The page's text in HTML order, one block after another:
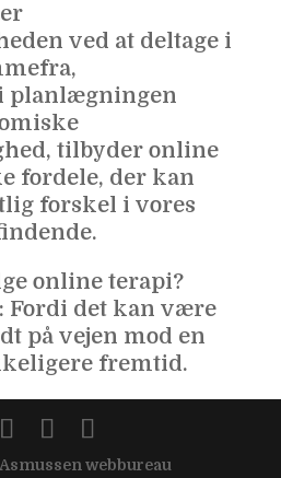
ved at deltage i
planlægningen
tilbyder online
fordele, der kan
forskel i vores
online terapi?
Fordi det kan være
på vejen mod en
fremtid.
Asmussen webbureau